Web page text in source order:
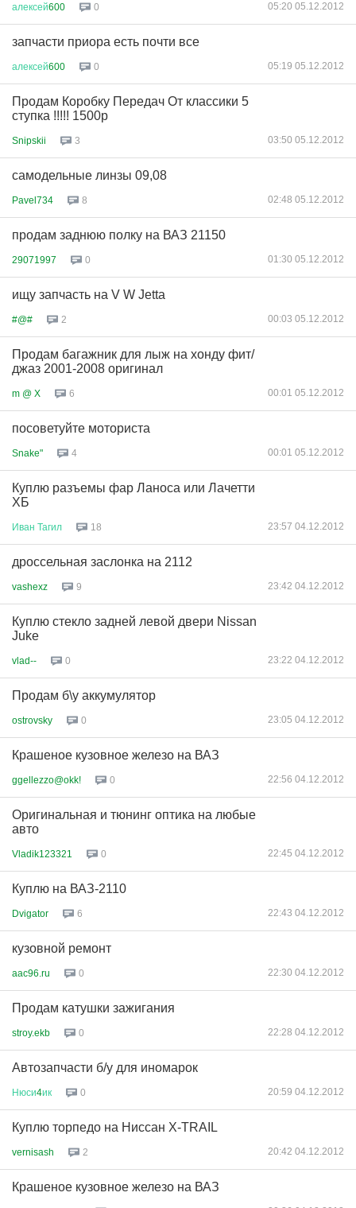
алексей600 0 05:20 05.12.2012
запчасти приора есть почти все
алексей600 0 05:19 05.12.2012
Продам Коробку Передач От классики 5
ступка !!!!! 1500р
Snipskii 3 03:50 05.12.2012
самодельные линзы 09,08
Pavel734 8 02:48 05.12.2012
продам заднюю полку на ВАЗ 21150
29071997 0 01:30 05.12.2012
ищу запчасть на V W Jetta
#@# 2 00:03 05.12.2012
Продам багажник для лыж на хонду фит/
джаз 2001-2008 оригинал
m @ X 6 00:01 05.12.2012
посоветуйте моториста
Snake" 4 00:01 05.12.2012
Куплю разъемы фар Ланоса или Лачетти
ХБ
Иван Тагил 18 23:57 04.12.2012
дроссельная заслонка на 2112
vashexz 9 23:42 04.12.2012
Куплю стекло задней левой двери Nissan
Juke
vlad-- 0 23:22 04.12.2012
Продам б\у аккумулятор
ostrovsky 0 23:05 04.12.2012
Крашеное кузовное железо на ВАЗ
ggellezzo@okk! 0 22:56 04.12.2012
Оригинальная и тюнинг оптика на любые
авто
Vladik123321 0 22:45 04.12.2012
Куплю на ВАЗ-2110
Dvigator 6 22:43 04.12.2012
кузовной ремонт
aac96.ru 0 22:30 04.12.2012
Продам катушки зажигания
stroy.ekb 0 22:28 04.12.2012
Автозапчасти б/у для иномарок
Нюси4ик 0 20:59 04.12.2012
Куплю торпедо на Ниссан X-TRAIL
vernisash 2 20:42 04.12.2012
Крашеное кузовное железо на ВАЗ